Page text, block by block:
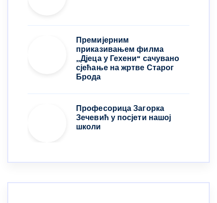
Премијерним
приказивањем филма
„Дјеца у Гехени“ сачувано
сјећање на жртве Старог
Брода
Професорица Загорка
Зечевић у посјети нашој
школи